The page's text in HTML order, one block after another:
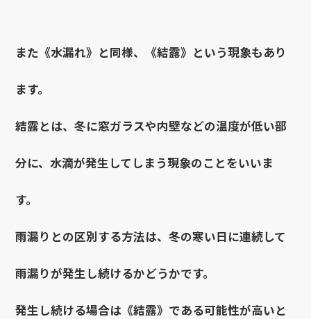
また《水漏れ》と同様、《結露》という現象もあり
ます。
結露とは、冬に窓ガラスや内壁などの温度が低い部
分に、水滴が発生してしまう現象のことをいいま
す。
雨漏りとの区別する方法は、冬の寒い日に連続して
雨漏りが発生し続けるかどうかです。
発生し続ける場合は《結露》である可能性が高いと